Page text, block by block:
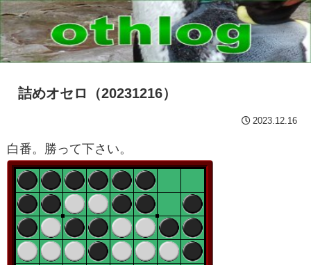
詰めオセロ（20231216）
2023.12.16
白番。勝って下さい。